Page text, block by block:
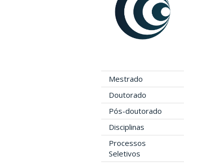
Mestrado
Doutorado
Pós-doutorado
Disciplinas
Processos
Seletivos